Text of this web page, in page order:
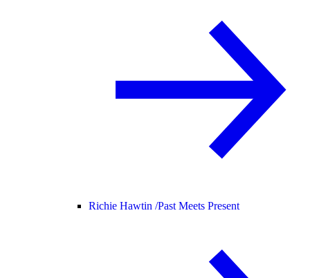
Richie Hawtin /Past Meets Present